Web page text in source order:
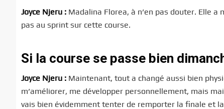
Joyce Njeru : Madalina Florea, à n’en pas douter. Elle
pas au sprint sur cette course.
Si la course se passe bien
Joyce Njeru : Maintenant, tout a changé aussi bien
m’améliorer, me développer personnellement, mais
vais bien évidemment tenter de remporter la finale et